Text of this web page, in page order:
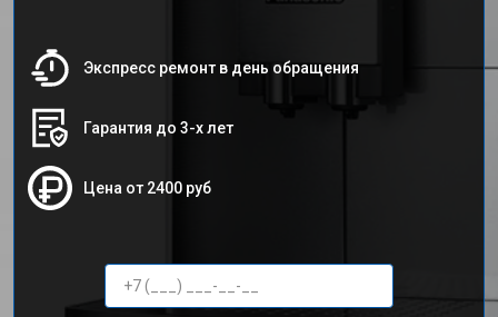
Экспресс ремонт в день обращения
Гарантия до 3-х лет
Цена от 2400 руб